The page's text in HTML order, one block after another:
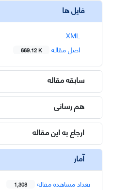
فایل ها
XML
اصل مقاله
669.12 K
سابقه مقاله
هم رسانی
ارجاع به این مقاله
آمار
تعداد مشاهده مقاله 1,308